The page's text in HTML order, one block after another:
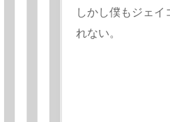
しかし僕もジェ
れない。